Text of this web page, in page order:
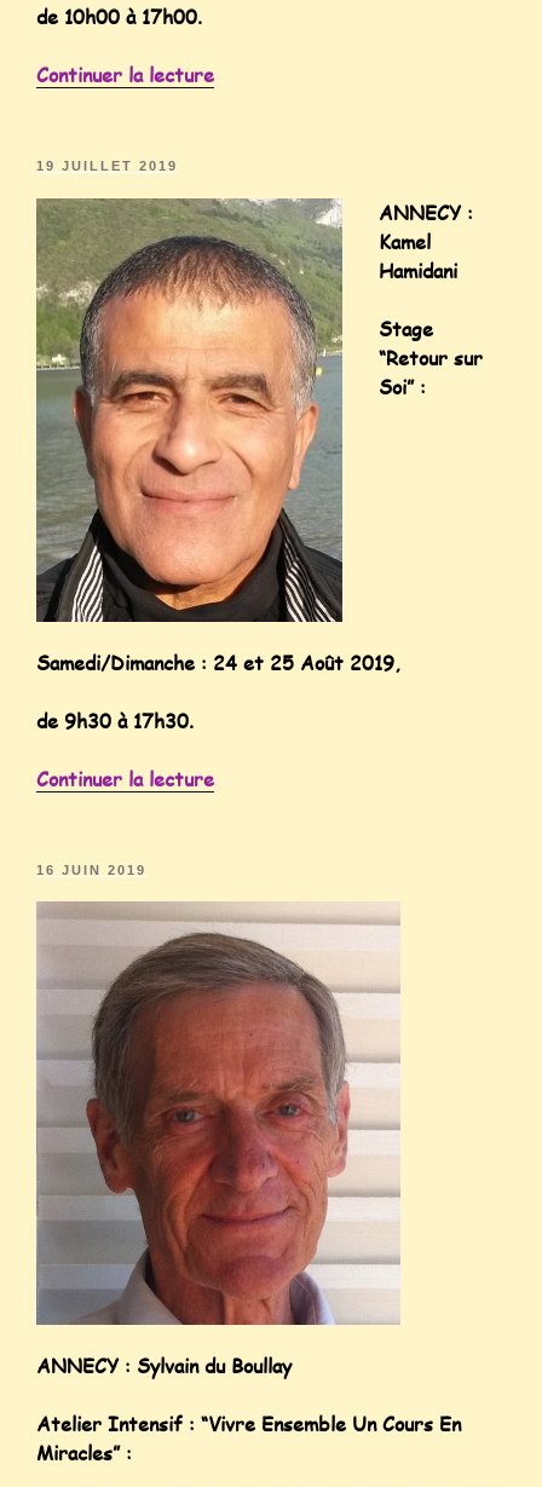
de 10h00 à 17h00.
Continuer la lecture
19 JUILLET 2019
ANNECY :
Kamel
Hamidani
Stage
“Retour sur
Soi” :
Samedi/Dimanche : 24 et 25 Août 2019,
de 9h30 à 17h30.
Continuer la lecture
16 JUIN 2019
ANNECY : Sylvain du Boullay
Atelier Intensif : “Vivre Ensemble Un Cours En
Miracles” :